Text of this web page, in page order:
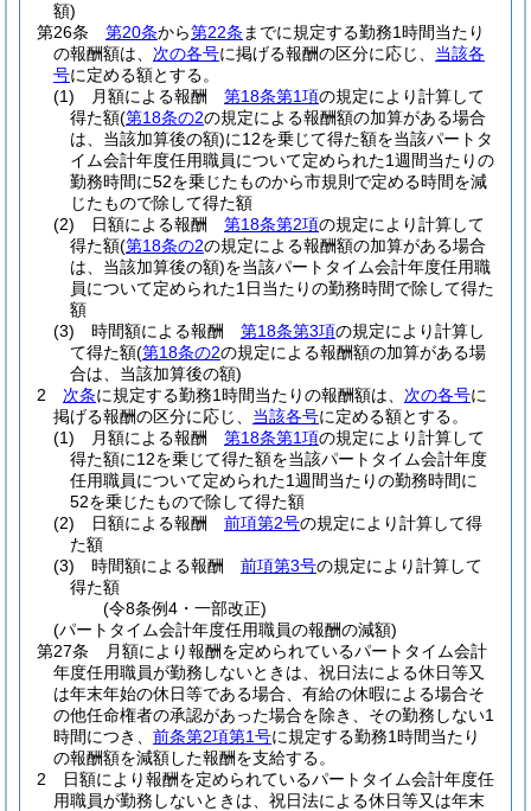
額)
第26条
第20条から第22条 までに規定する勤務1時間当たり
の報酬額は、 次の各号に掲げる報酬の区分に応じ、 当該各
号に定める額とする。
(1)
月額による報酬 第18条第1項の規定により計算して
得た額(第18条の2の規定による報酬額の加算がある場合
は、当該加算後の額)に12を乗じて得た額を当該パートタ
イム会計年度任用職員について定められた1週間当たりの
勤務時間に52を乗じたものから市規則で定める時間を減
じたもので除して得た額
(2)
日額による報酬 第18条第2項の規定により計算して
得た額(第18条の2の規定による報酬額の加算がある場合
は、当該加算後の額)を当該パートタイム会計年度任用職
員について定められた1日当たりの勤務時間で除して得た
額
(3)
時間額による報酬 第18条第3項の規定により計算し
て得た額(第18条の2の規定による報酬額の加算がある場
合は、当該加算後の額)
2
次条に規定する勤務1時間当たりの報酬額は、 次の各号に
掲げる報酬の区分に応じ、 当該各号に定める額とする。
(1)
月額による報酬 第18条第1項の規定により計算して
得た額に12を乗じて得た額を当該パートタイム会計年度
任用職員について定められた1週間当たりの勤務時間に
52を乗じたもので除して得た額
(2)
日額による報酬 前項第2号の規定により計算して得
た額
(3)
時間額による報酬 前項第3号の規定により計算して
得た額
(令8条例4・一部改正)
(パートタイム会計年度任用職員の報酬の減額)
第27条
月額により報酬を定められているパートタイム会計
年度任用職員が勤務しないときは、祝日法による休日等又
は年末年始の休日等である場合、有給の休暇による場合そ
の他任命権者の承認があった場合を除き、その勤務しない1
時間につき、 前条第2項第1号に規定する勤務1時間当たり
の報酬額を減額した報酬を支給する。
2
日額により報酬を定められているパートタイム会計年度任
用職員が勤務しないときは、祝日法による休日等又は年末